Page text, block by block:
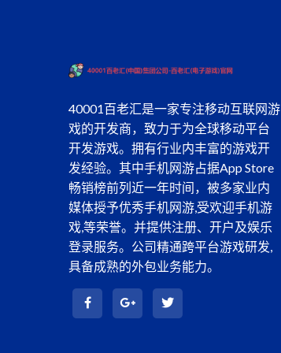
40001百老汇是一家专注移动互联网游
戏的开发商，致力于为全球移动平台
开发游戏。拥有行业内丰富的游戏开
发经验。其中手机网游占据App Store
畅销榜前列近一年时间，被多家业内
媒体授予优秀手机网游,受欢迎手机游
戏,等荣誉。并提供注册、开户及娱乐
登录服务。公司精通跨平台游戏研发,
具备成熟的外包业务能力。